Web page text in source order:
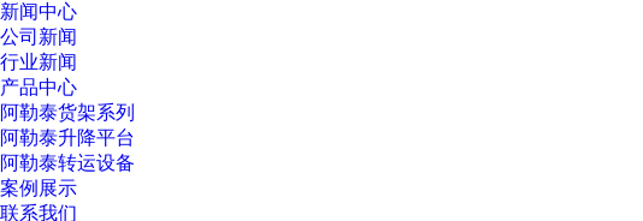
新闻中心
公司新闻
行业新闻
产品中心
阿勒泰货架系列
阿勒泰升降平台
阿勒泰转运设备
案例展示
联系我们